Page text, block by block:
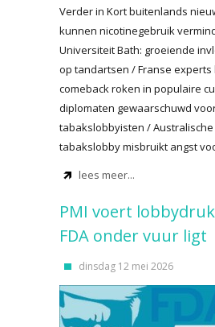
Verder in Kort buitenlands
kunnen nicotinegebruik
Universiteit Bath: groeiende
op tandartsen / Franse
comeback roken in populaire
diplomaten gewaarschuwd
tabakslobbyisten /
tabakslobby misbruikt angst
lees meer...
PMI voert
FDA onder vuur ligt
dinsdag 12 mei 2026